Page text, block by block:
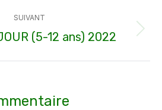
SUIVANT
Article
(5-12 ans) 2022